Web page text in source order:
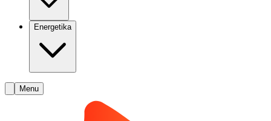
Energetika
Menu